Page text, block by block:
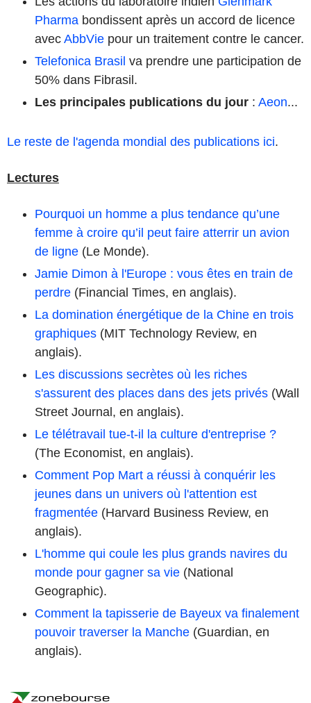
Pharma bondissent après un accord de licence
avec AbbVie pour un traitement contre le cancer.
Telefonica Brasil va prendre une participation de
50% dans Fibrasil.
Les principales publications du jour : Aeon...
Le reste de l'agenda mondial des publications ici.
Lectures
Pourquoi un homme a plus tendance qu’une
femme à croire qu’il peut faire atterrir un avion
de ligne (Le Monde).
Jamie Dimon à l'Europe : vous êtes en train de
perdre (Financial Times, en anglais).
La domination énergétique de la Chine en trois
graphiques (MIT Technology Review, en
anglais).
Les discussions secrètes où les riches
s'assurent des places dans des jets privés (Wall
Street Journal, en anglais).
Le télétravail tue-t-il la culture d'entreprise ?
(The Economist, en anglais).
Comment Pop Mart a réussi à conquérir les
jeunes dans un univers où l'attention est
fragmentée (Harvard Business Review, en
anglais).
L'homme qui coule les plus grands navires du
monde pour gagner sa vie (National
Geographic).
Comment la tapisserie de Bayeux va finalement
pouvoir traverser la Manche (Guardian, en
anglais).